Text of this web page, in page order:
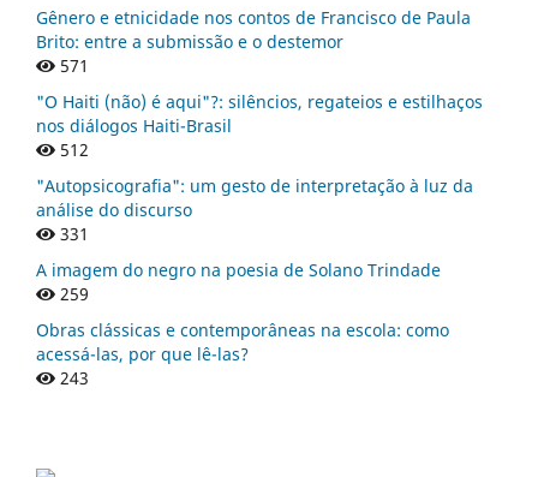
Gênero e etnicidade nos contos de Francisco de Paula
Brito: entre a submissão e o destemor
571
"O Haiti (não) é aqui"?: silêncios, regateios e estilhaços
nos diálogos Haiti-Brasil
512
"Autopsicografia": um gesto de interpretação à luz da
análise do discurso
331
A imagem do negro na poesia de Solano Trindade
259
Obras clássicas e contemporâneas na escola: como
acessá-las, por que lê-las?
243